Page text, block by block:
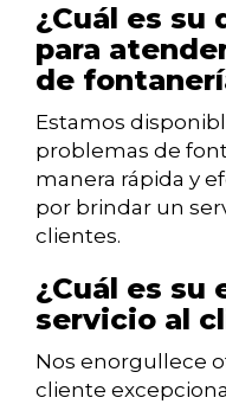
¿Cuál es su
para
de
Estamos
problemas de
manera rápida y
por brindar un
clientes.
¿Cuál es su
servicio al
Nos enorgullece
cliente